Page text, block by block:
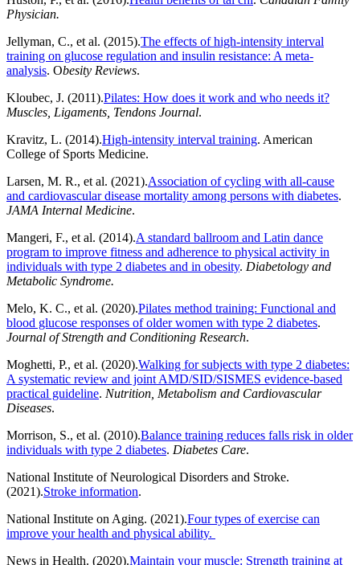
Physician.
Jellyman, C., et al. (2015).The effects of high-intensity interval
training on glucose regulation and insulin resistance: A meta-
analysis. Obesity Reviews.
Kloubec, J. (2011).Pilates: How does it work and who needs it?
Muscles, Ligaments, Tendons Journal.
Kravitz, L. (2014).High-intensity interval training. American
College of Sports Medicine.
Larsen, M. R., et al. (2021).Association of cycling with all-cause
and cardiovascular disease mortality among persons with diabetes.
JAMA Internal Medicine.
Mangeri, F., et al. (2014).A standard ballroom and Latin dance
program to improve fitness and adherence to physical activity in
individuals with type 2 diabetes and in obesity. Diabetology and
Metabolic Syndrome.
Melo, K. C., et al. (2020).Pilates method training: Functional and
blood glucose responses of older women with type 2 diabetes.
Journal of Strength and Conditioning Research.
Moghetti, P., et al. (2020).Walking for subjects with type 2 diabetes:
A systematic review and joint AMD/SID/SISMES evidence-based
practical guideline. Nutrition, Metabolism and Cardiovascular
Diseases.
Morrison, S., et al. (2010).Balance training reduces falls risk in older
individuals with type 2 diabetes. Diabetes Care.
National Institute of Neurological Disorders and Stroke.
(2021).Stroke information.
National Institute on Aging. (2021).Four types of exercise can
improve your health and physical ability.
News in Health. (2020).Maintain your muscle: Strength training at